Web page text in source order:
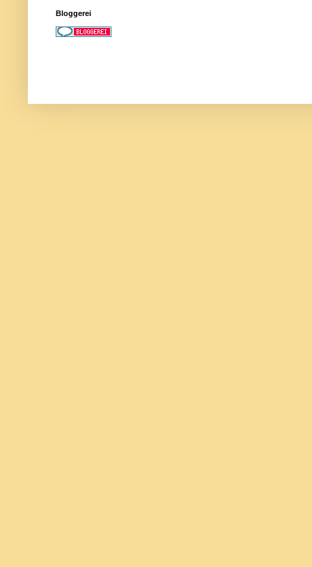
Bloggerei